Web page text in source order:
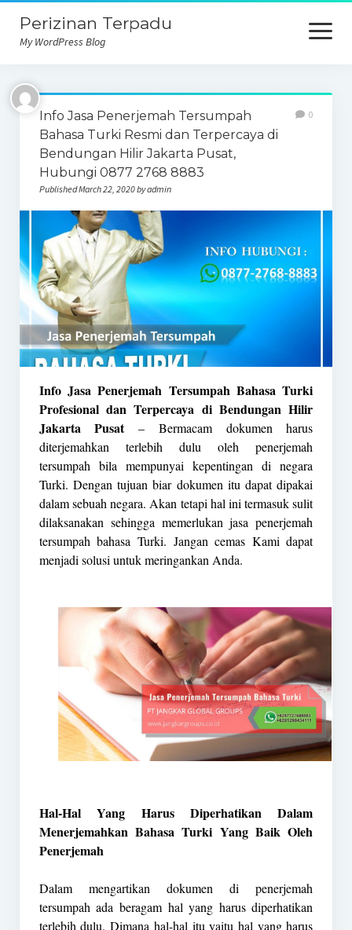
Perizinan Terpadu
My WordPress Blog
open
menu
Info Jasa Penerjemah Tersumpah
Bahasa Turki Resmi dan Terpercaya di
Bendungan Hilir Jakarta Pusat,
Hubungi 0877 2768 8883
Published March 22, 2020 by admin
0
Info Jasa Penerjemah Tersumpah Bahasa Turki
Profesional dan Terpercaya di Bendungan Hilir
Jakarta Pusat– Bermacam dokumen harus
diterjemahkan terlebih dulu olehpenerjemah
tersumpah bila mempunyai kepentingan di negara
Turki. Dengan tujuan biar dokumen itu dapat dipakai
dalam sebuah negara. Akan tetapi hal ini termasuk sulit
dilaksanakan sehingga memerlukan jasa penerjemah
tersumpah bahasa Turki. Jangan cemas Kami dapat
menjadi solusi untuk meringankan Anda.
Hal-Hal Yang Harus Diperhatikan Dalam
Menerjemahkan Bahasa Turki Yang Baik Oleh
Penerjemah
Dalam mengartikan dokumen di penerjemah
tersumpah ada beragam hal yang harus diperhatikan
terlebih dulu. Dimana hal-hal itu yaitu hal yang harus